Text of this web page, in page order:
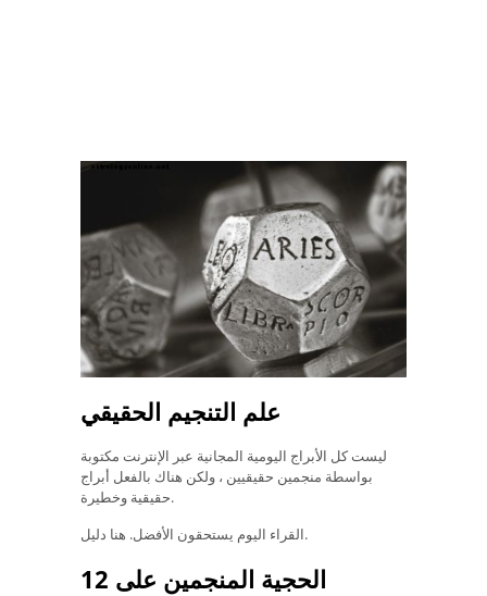
علم التنجيم الحقيقي
ليست كل الأبراج اليومية المجانية عبر الإنترنت مكتوبة
بواسطة منجمين حقيقيين ، ولكن هناك بالفعل أبراج
حقيقية وخطيرة.
القراء اليوم يستحقون الأفضل. هنا دليل.
12 الحجية المنجمين على